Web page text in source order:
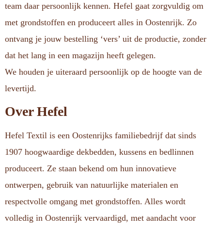
team daar persoonlijk kennen. Hefel gaat zorgvuldig om
met grondstoffen en produceert alles in Oostenrijk. Zo
ontvang je jouw bestelling ‘vers’ uit de productie, zonder
dat het lang in een magazijn heeft gelegen.
We houden je uiteraard persoonlijk op de hoogte van de
levertijd.
Over Hefel
Hefel Textil is een Oostenrijks familiebedrijf dat sinds
1907 hoogwaardige dekbedden, kussens en bedlinnen
produceert. Ze staan bekend om hun innovatieve
ontwerpen, gebruik van natuurlijke materialen en
respectvolle omgang met grondstoffen. Alles wordt
volledig in Oostenrijk vervaardigd, met aandacht voor